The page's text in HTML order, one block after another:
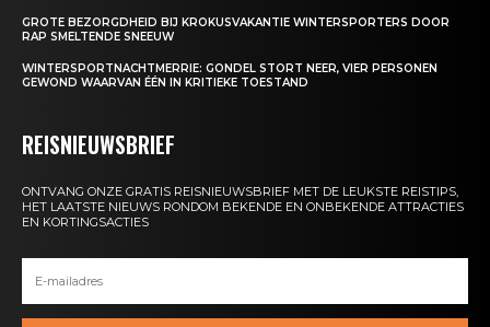
GROTE BEZORGDHEID BIJ KROKUSVAKANTIE WINTERSPORTERS DOOR
RAP SMELTENDE SNEEUW
WINTERSPORTNACHTMERRIE: GONDEL STORT NEER, VIER PERSONEN
GEWOND WAARVAN ÉÉN IN KRITIEKE TOESTAND
REISNIEUWSBRIEF
ONTVANG ONZE GRATIS REISNIEUWSBRIEF MET DE LEUKSTE REISTIPS,
HET LAATSTE NIEUWS RONDOM BEKENDE EN ONBEKENDE ATTRACTIES
EN KORTINGSACTIES